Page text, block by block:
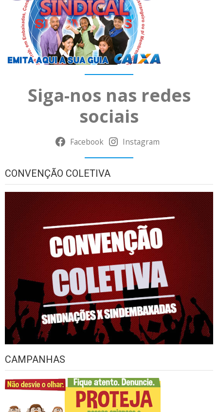
Siga-nos nas redes
sociais
Facebook Instagram
CONVENÇÃO COLETIVA
CAMPANHAS